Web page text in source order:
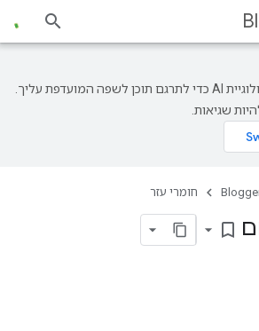
‫Google משתמשת בטכנולוגיית AI כדי לתרגם תוכן לשפה המועדפת עליך.
שגיאות.
חומרי עזר
bookmark_border